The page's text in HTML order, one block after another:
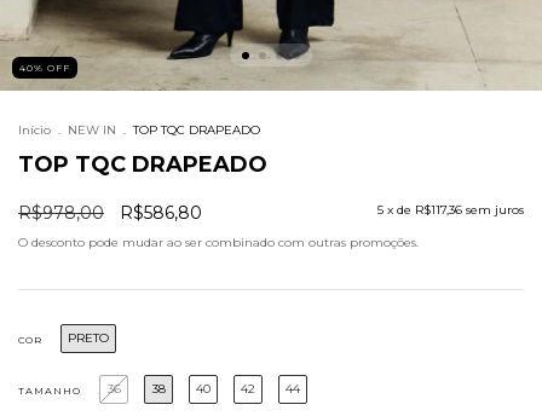
40% OFF
Início . NEW IN . TOP TQC DRAPEADO
TOP TQC DRAPEADO
R$978,00 R$586,80 5 x de R$117,36 sem juros
O desconto pode mudar ao ser combinado com outras promoções.
COR PRETO
TAMANHO 36 38 40 42 44